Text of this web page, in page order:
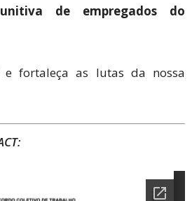
de empregados do
e fortaleça as lutas da nossa